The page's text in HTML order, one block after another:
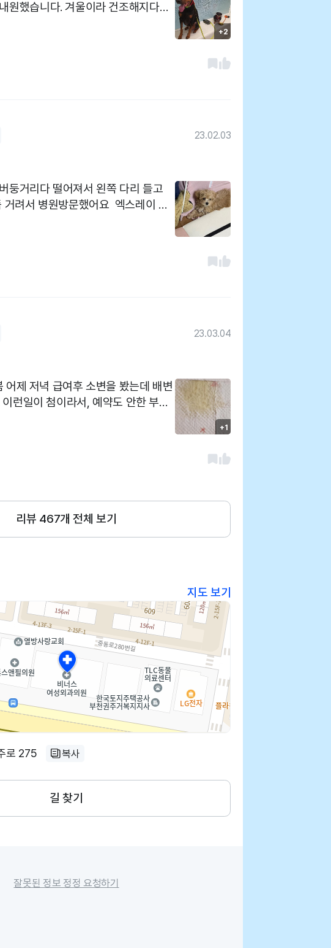
울이라 건조해지다보
으면 10초 길면 3-40초 5마리다
지금도 다니는곳이에요. 병원은
믿고 다니는
희집 애들 잘해주시고, 심한병은 바
서울대등 리퍼할수있게 해주세요.
찰 꼼꼼하게 봐주시고, 사연 안
들도 아프고 나이가많아 낯선 개들 환
+2
23.02.03
둥거리다 떨어져서 왼쪽 다리 들고
거려서 병원방문했어요 엑스레이 찍
금이 갔는지 확인했어요~ 왼쪽이 다
통증 느끼는지 확인 어깨부분 올려
본케어 꼼꼼하게 해주시고 좋아요
착했어요
23.03.04
제 저녁 급여후 소변을 봤는데 배변
료봤어요 초음파 결과 방광이 부었다
간호사분들도 친절하시고 원장선
+1
리뷰 467개 전체 보기
지도 보기
로 275 복사
길 찾기
잘못된 정보 정정 요청하기